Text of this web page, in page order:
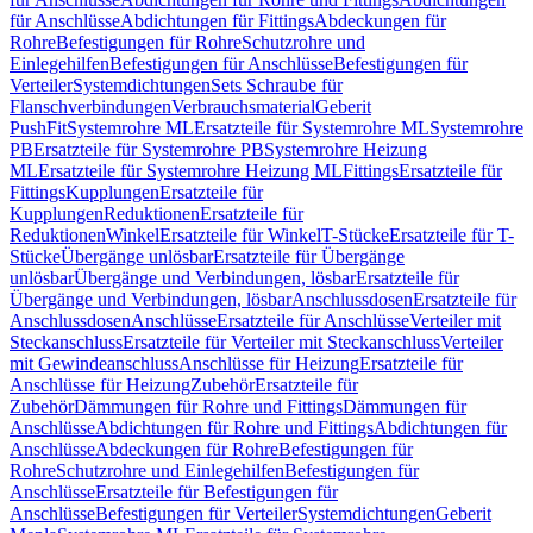
für AnschlüsseAbdichtungen für FittingsAbdeckungen für
RohreBefestigungen für RohreSchutzrohre und
EinlegehilfenBefestigungen für AnschlüsseBefestigungen für
VerteilerSystemdichtungenSets Schraube für
FlanschverbindungenVerbrauchsmaterialGeberit
PushFitSystemrohre MLErsatzteile für Systemrohre MLSystemrohre
PBErsatzteile für Systemrohre PBSystemrohre Heizung
MLErsatzteile für Systemrohre Heizung MLFittingsErsatzteile für
FittingsKupplungenErsatzteile für
KupplungenReduktionenErsatzteile für
ReduktionenWinkelErsatzteile für WinkelT-StückeErsatzteile für T-
StückeÜbergänge unlösbarErsatzteile für Übergänge
unlösbarÜbergänge und Verbindungen, lösbarErsatzteile für
Übergänge und Verbindungen, lösbarAnschlussdosenErsatzteile für
AnschlussdosenAnschlüsseErsatzteile für AnschlüsseVerteiler mit
SteckanschlussErsatzteile für Verteiler mit SteckanschlussVerteiler
mit GewindeanschlussAnschlüsse für HeizungErsatzteile für
Anschlüsse für HeizungZubehörErsatzteile für
ZubehörDämmungen für Rohre und FittingsDämmungen für
AnschlüsseAbdichtungen für Rohre und FittingsAbdichtungen für
AnschlüsseAbdeckungen für RohreBefestigungen für
RohreSchutzrohre und EinlegehilfenBefestigungen für
AnschlüsseErsatzteile für Befestigungen für
AnschlüsseBefestigungen für VerteilerSystemdichtungenGeberit